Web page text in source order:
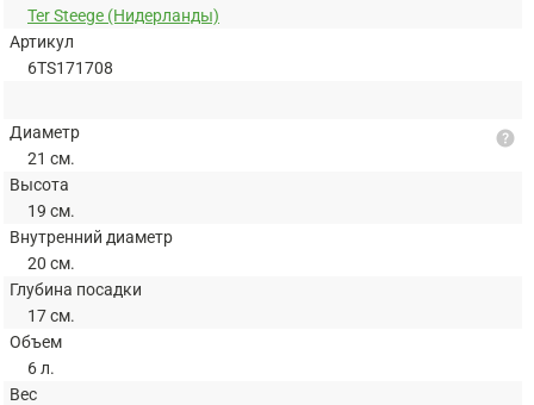
Ter Steege (Нидерланды)
Артикул
6TS171708
Диаметр
21 см.
Высота
19 см.
Внутренний диаметр
20 см.
Глубина посадки
17 см.
Объем
6 л.
Вес
help